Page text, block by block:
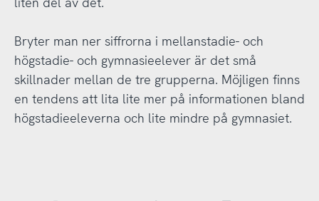
Bryter man ner siffrorna i mellanstadie- och
högstadie- och gymnasieelever är det små
skillnader mellan de tre grupperna. Möjligen finns
en tendens att lita lite mer på informationen bland
högstadieeleverna och lite mindre på gymnasiet.